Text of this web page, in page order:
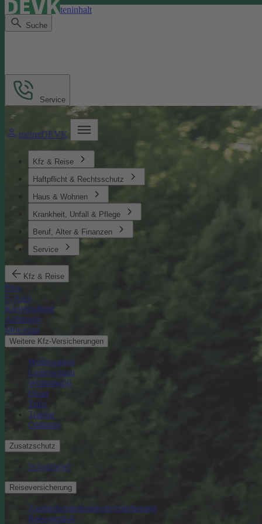
Direkt zum Seiteninhalt
Suche
meineDEVK
Kfz & Reise
Haftpflicht & Rechtsschutz
Haus & Wohnen
Krankheit, Unfall & Pflege
Beruf, Alter & Finanzen
Service
Kfz & Reise
Pkw
E-Auto
Kleinkraftrad
Anhänger
Motorrad
Weitere Kfz-Versicherungen
Wohnwagen
Lieferwagen
Wohnmobil
Quad
Trike
Traktor
Oldtimer
Zusatzschutz
Schutzbrief
Reiseversicherung
Auslandsreisekrankenversicherung
Reisegepäck
Service